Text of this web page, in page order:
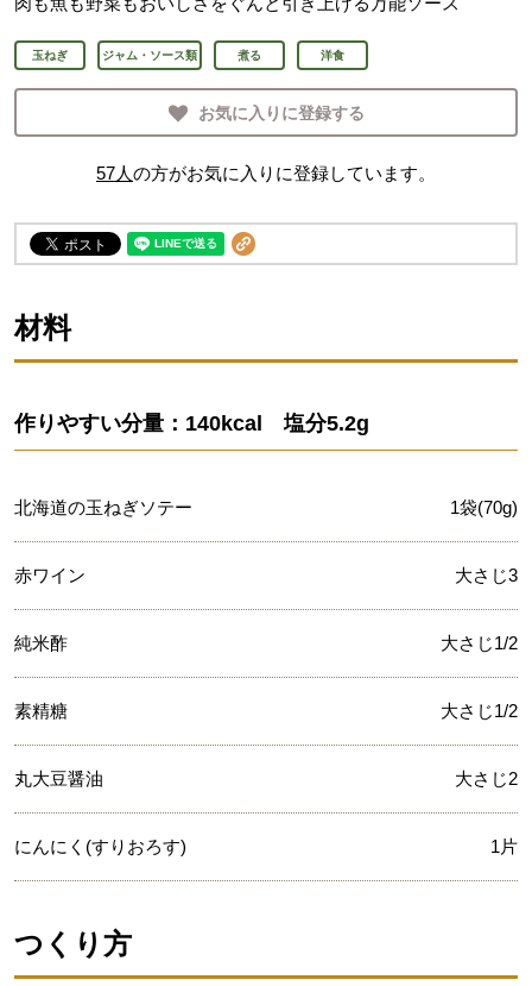
玉ねぎ ジャム・ソース類 煮る 洋食
お気に入りに登録する
57人の方がお気に入りに登録しています。
材料
作りやすい分量：140kcal 塩分5.2g
北海道の玉ねぎソテー 1袋(70g)
赤ワイン 大さじ3
純米酢 大さじ1/2
素精糖 大さじ1/2
丸大豆醤油 大さじ2
にんにく(すりおろす) 1片
つくり方